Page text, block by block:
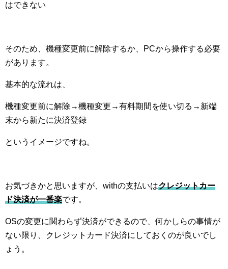
はできない
そのため、機種変更前に解除するか、PCから操作する必要
があります。
基本的な流れは、
機種変更前に解除→機種変更→有料期間を使い切る→新端
末から新たに決済登録
というイメージですね。
お気づきかと思いますが、withの支払いはクレジットカー
ド決済が一番楽です。
OSの変更に関わらず決済ができるので、何かしらの事情が
ない限り、クレジットカード決済にしておくのが良いでし
ょう。